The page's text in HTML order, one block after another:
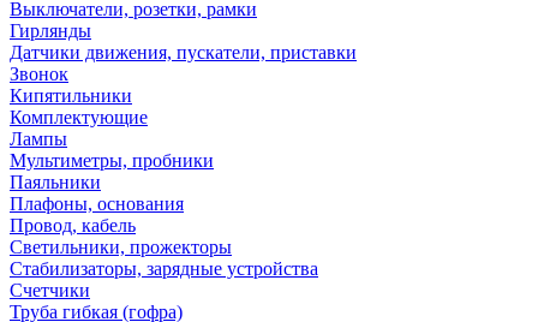
Выключатели, розетки, рамки
Гирлянды
Датчики движения, пускатели, приставки
Звонок
Кипятильники
Комплектующие
Лампы
Мультиметры, пробники
Паяльники
Плафоны, основания
Провод, кабель
Светильники, прожекторы
Стабилизаторы, зарядные устройства
Счетчики
Труба гибкая (гофра)